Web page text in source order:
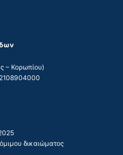
– Κορωπίου)
δικαιώματος